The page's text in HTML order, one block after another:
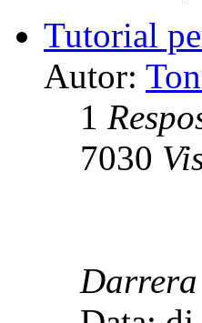
Tutorial
Autor:
1
7030